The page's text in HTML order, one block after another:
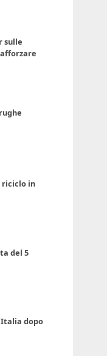
sulle
riciclo in
del 5
dopo